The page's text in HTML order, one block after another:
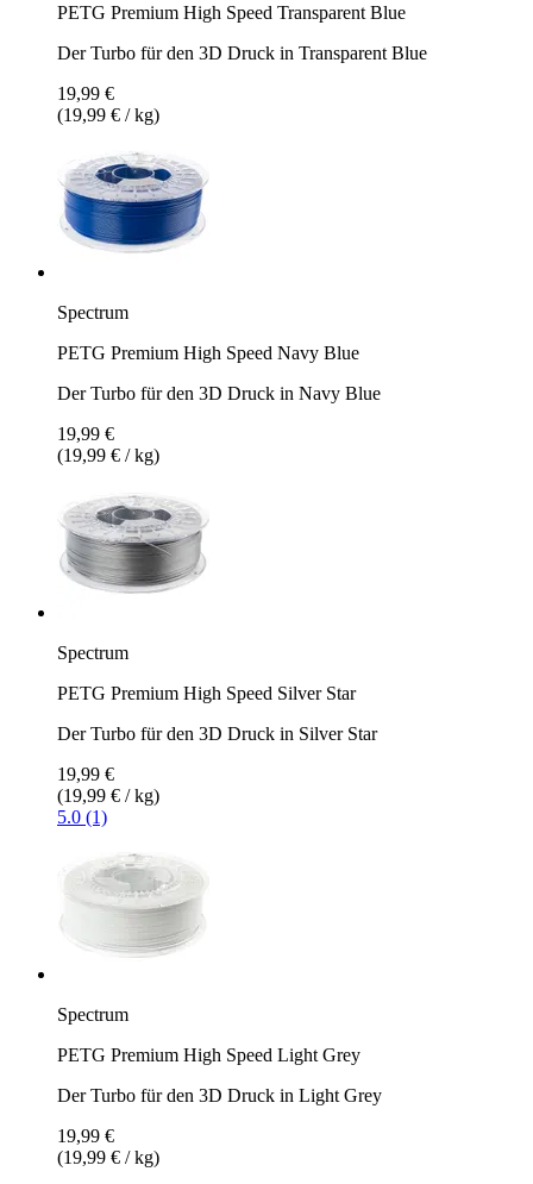
PETG Premium High Speed Transparent Blue
Der Turbo für den 3D Druck in Transparent Blue
19,99 €
(19,99 € / kg)
Spectrum
PETG Premium High Speed Navy Blue
Der Turbo für den 3D Druck in Navy Blue
19,99 €
(19,99 € / kg)
Spectrum
PETG Premium High Speed Silver Star
Der Turbo für den 3D Druck in Silver Star
19,99 €
(19,99 € / kg)
5.0 (1)
Spectrum
PETG Premium High Speed Light Grey
Der Turbo für den 3D Druck in Light Grey
19,99 €
(19,99 € / kg)